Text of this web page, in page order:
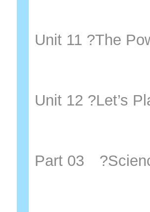
Unit 11 ?The
Unit 12 ?Let’s
Part 03